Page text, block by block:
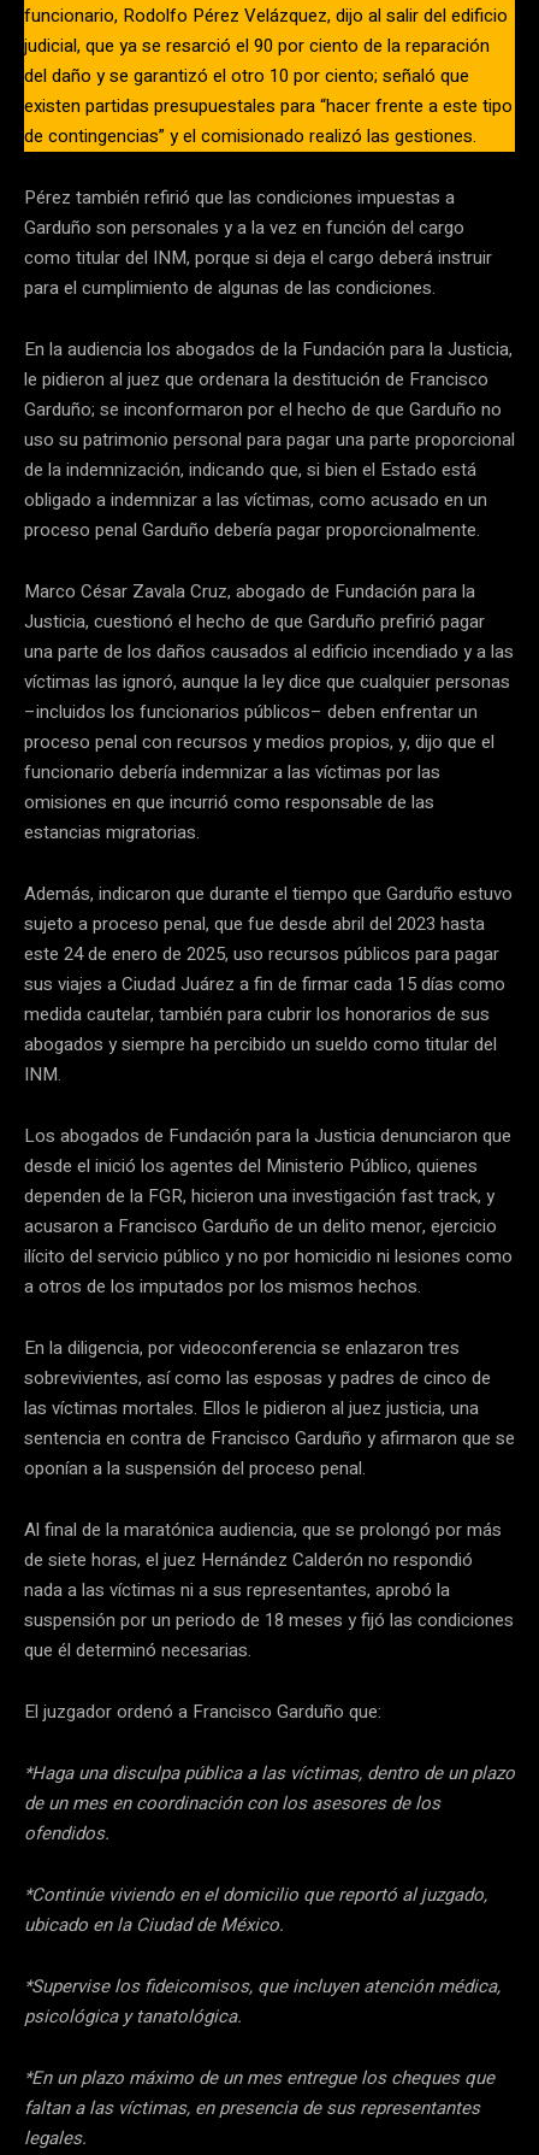
funcionario, Rodolfo Pérez Velázquez, dijo al salir del edificio
judicial, que ya se resarció el 90 por ciento de la reparación
del daño y se garantizó el otro 10 por ciento; señaló que
existen partidas presupuestales para “hacer frente a este tipo
de contingencias” y el comisionado realizó las gestiones.
Pérez también refirió que las condiciones impuestas a
Garduño son personales y a la vez en función del cargo
como titular del INM, porque si deja el cargo deberá instruir
para el cumplimiento de algunas de las condiciones.
En la audiencia los abogados de la Fundación para la Justicia,
le pidieron al juez que ordenara la destitución de Francisco
Garduño; se inconformaron por el hecho de que Garduño no
uso su patrimonio personal para pagar una parte proporcional
de la indemnización, indicando que, si bien el Estado está
obligado a indemnizar a las víctimas, como acusado en un
proceso penal Garduño debería pagar proporcionalmente.
Marco César Zavala Cruz, abogado de Fundación para la
Justicia, cuestionó el hecho de que Garduño prefirió pagar
una parte de los daños causados al edificio incendiado y a las
víctimas las ignoró, aunque la ley dice que cualquier personas
–incluidos los funcionarios públicos– deben enfrentar un
proceso penal con recursos y medios propios, y, dijo que el
funcionario debería indemnizar a las víctimas por las
omisiones en que incurrió como responsable de las
estancias migratorias.
Además, indicaron que durante el tiempo que Garduño estuvo
sujeto a proceso penal, que fue desde abril del 2023 hasta
este 24 de enero de 2025, uso recursos públicos para pagar
sus viajes a Ciudad Juárez a fin de firmar cada 15 días como
medida cautelar, también para cubrir los honorarios de sus
abogados y siempre ha percibido un sueldo como titular del
INM.
Los abogados de Fundación para la Justicia denunciaron que
desde el inició los agentes del Ministerio Público, quienes
dependen de la FGR, hicieron una investigación fast track, y
acusaron a Francisco Garduño de un delito menor, ejercicio
ilícito del servicio público y no por homicidio ni lesiones como
a otros de los imputados por los mismos hechos.
En la diligencia, por videoconferencia se enlazaron tres
sobrevivientes, así como las esposas y padres de cinco de
las víctimas mortales. Ellos le pidieron al juez justicia, una
sentencia en contra de Francisco Garduño y afirmaron que se
oponían a la suspensión del proceso penal.
Al final de la maratónica audiencia, que se prolongó por más
de siete horas, el juez Hernández Calderón no respondió
nada a las víctimas ni a sus representantes, aprobó la
suspensión por un periodo de 18 meses y fijó las condiciones
que él determinó necesarias.
El juzgador ordenó a Francisco Garduño que:
*Haga una disculpa pública a las víctimas, dentro de un plazo
de un mes en coordinación con los asesores de los
ofendidos.
*Continúe viviendo en el domicilio que reportó al juzgado,
ubicado en la Ciudad de México.
*Supervise los fideicomisos, que incluyen atención médica,
psicológica y tanatológica.
*En un plazo máximo de un mes entregue los cheques que
faltan a las víctimas, en presencia de sus representantes
legales.